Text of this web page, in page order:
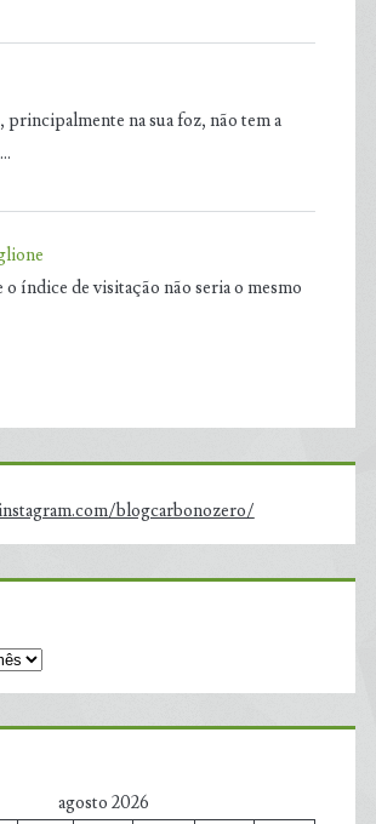
na sua foz, não tem a
o índice de visitação não seria o mesmo
blogcarbonozero/
agosto 2026